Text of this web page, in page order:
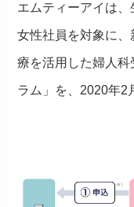
エムティーアイは
女性社員を対象に
療を活用した婦人
ラム」を、2020年2